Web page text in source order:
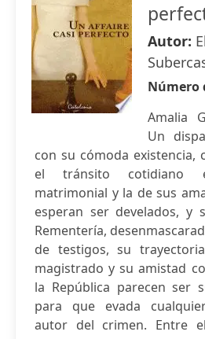
Autor:
Número
Amalia
Un
con su cómoda existencia,
el tránsito cotidiano
matrimonial y la de sus
esperan ser develados, y
Rementería,
de testigos, su
magistrado y su amistad
la República parecen ser
para que evada
autor del crimen. Entre